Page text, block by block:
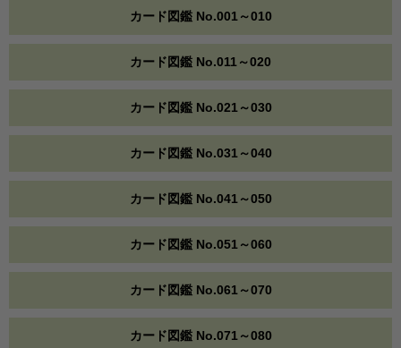
カード図鑑 No.001～010
カード図鑑 No.011～020
カード図鑑 No.021～030
カード図鑑 No.031～040
カード図鑑 No.041～050
カード図鑑 No.051～060
カード図鑑 No.061～070
カード図鑑 No.071～080